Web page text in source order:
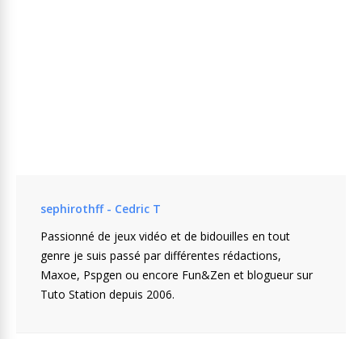
sephirothff - Cedric T
Passionné de jeux vidéo et de bidouilles en tout
genre je suis passé par différentes rédactions,
Maxoe, Pspgen ou encore Fun&Zen et blogueur sur
Tuto Station depuis 2006.